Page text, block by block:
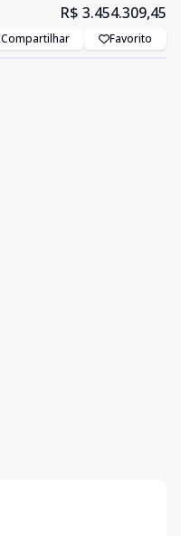
R$ 3.454.309,45
Compartilhar Favorito